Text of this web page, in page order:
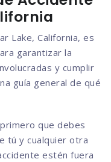
Lake, California, es
garantizar la
y cumplir
guía general de qué
que debes
tú y cualquier otra
estén fuera